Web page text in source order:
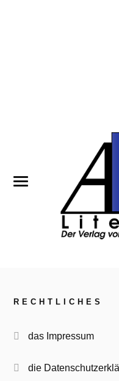
RECHTLICHES
das Impressum
die